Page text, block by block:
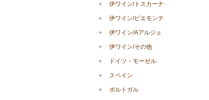
伊ワイン/トスカーナ
伊ワイン/ピエモンテ
伊ワイン/Aアルジェ
伊ワイン/その他
ドイツ・モーゼル
スペイン
ポルトガル